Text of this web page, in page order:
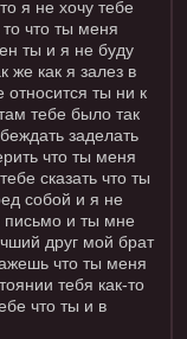
я не хочу тебе
то что ты меня
ты и я не буду
же как я залез в
относится ты ни к
тебе было так
заделать
что ты меня
сказать что ты
собой и я не
письмо и ты мне
друг мой брат
что ты меня
тебя как-то
что ты и в